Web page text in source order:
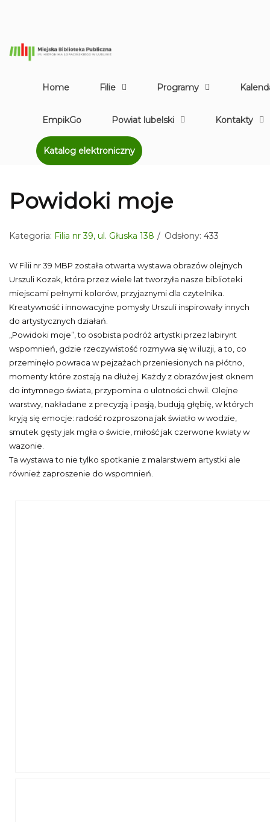
Home Filie Programy
EmpikGo Powiat lubelski Kontakty
Katalog elektroniczny
Powidoki moje
Kategoria: Filia nr 39, ul. Głuska 138 Odsłony: 433
W Filii nr 39 MBP została otwarta wystawa obrazów olejnych
Urszuli Kozak, która przez wiele lat tworzyła nasze biblioteki
miejscami pełnymi kolorów, przyjaznymi dla czytelnika.
Kreatywność i innowacyjne pomysły Urszuli inspirowały innych
do artystycznych działań.
„Powidoki moje”, to osobista podróż artystki przez labirynt
wspomnień, gdzie rzeczywistość rozmywa się w iluzji, a to, co
przeminęło powraca w pejzażach przeniesionych na płótno,
momenty które zostają na dłużej. Każdy z obrazów jest oknem
do intymnego świata, przypomina o ulotności chwil. Olejne
warstwy, nakładane z precyzją i pasją, budują głębię, w których
kryją się emocje: radość rozproszona jak światło w wodzie,
smutek gęsty jak mgła o świcie, miłość jak czerwone kwiaty w
wazonie.
Ta wystawa to nie tylko spotkanie z malarstwem artystki ale
również zaproszenie do wspomnień.